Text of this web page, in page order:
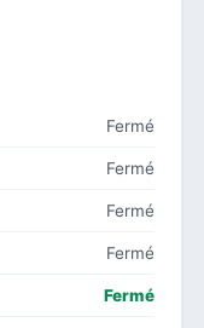
Fermé
Fermé
Fermé
Fermé
Fermé